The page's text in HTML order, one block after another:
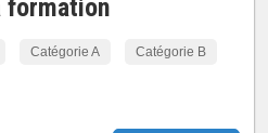
formation
Catégorie A Catégorie B